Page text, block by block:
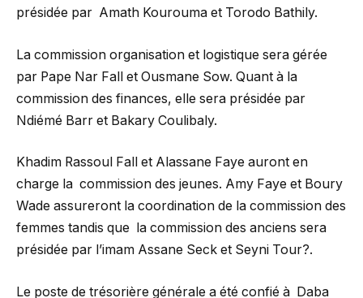
présidée par Amath Kourouma et Torodo Bathily.
La commission organisation et logistique sera gérée
par Pape Nar Fall et Ousmane Sow. Quant à la
commission des finances, elle sera présidée par
Ndiémé Barr et Bakary Coulibaly.
Khadim Rassoul Fall et Alassane Faye auront en
charge la commission des jeunes. Amy Faye et Boury
Wade assureront la coordination de la commission des
femmes tandis que la commission des anciens sera
présidée par l’imam Assane Seck et Seyni Tour?.
Le poste de trésorière générale a été confié à Daba